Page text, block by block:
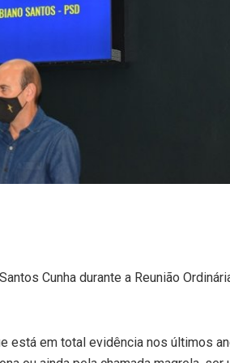
Cunha durante a Reunião
está em total evidência nos últimos